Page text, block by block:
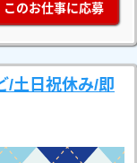
このお仕事に応募
/土日祝休み/即